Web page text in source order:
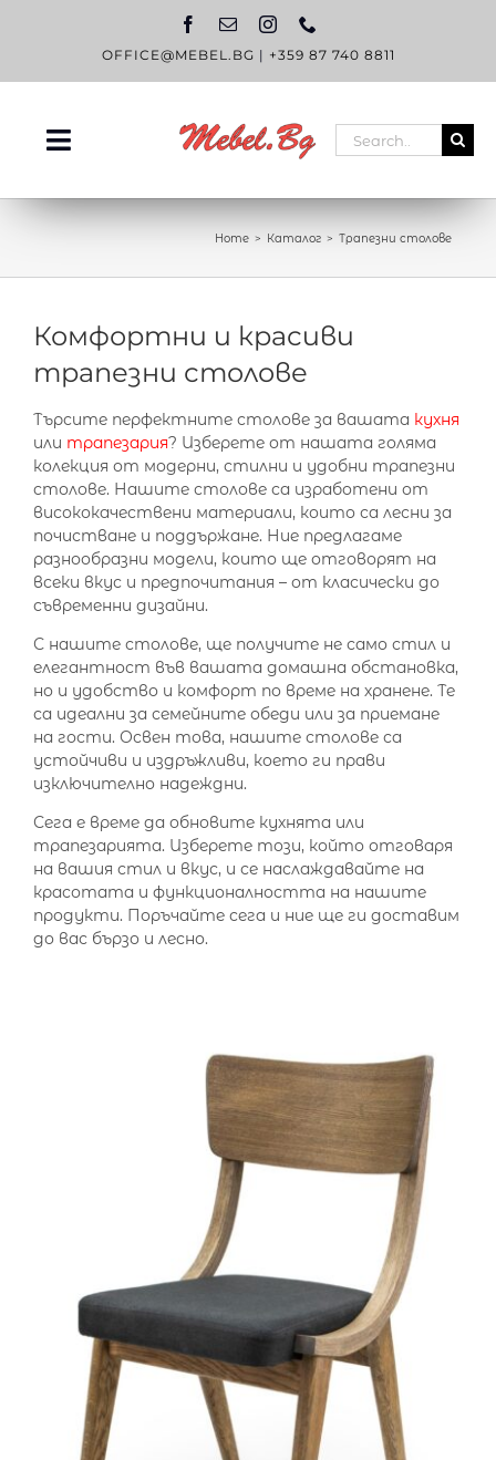
OFFICE@MEBEL.BG | +359 87 740 8811
Toggle
НАЧАЛО
ЗА НАС
КОНТАКТИ
Search
for:
Home Каталог Трапезни столове
Комфортни и красиви
трапезни столове
Търсите перфектните столове за вашата кухня
или трапезария? Изберете от нашата голяма
колекция от модерни, стилни и удобни трапезни
столове. Нашите столове са изработени от
висококачествени материали, които са лесни за
почистване и поддържане. Ние предлагаме
разнообразни модели, които ще отговорят на
всеки вкус и предпочитания – от класически до
съвременни дизайни.
С нашите столове, ще получите не само стил и
елегантност във вашата домашна обстановка,
но и удобство и комфорт по време на хранене. Те
са идеални за семейните обеди или за приемане
на гости. Освен това, нашите столове са
устойчиви и издръжливи, което ги прави
изключително надеждни.
Сега е време да обновите кухнята или
трапезарията. Изберете този, който отговаря
на вашия стил и вкус, и се наслаждавайте на
красотата и функционалността на нашите
продукти. Поръчайте сега и ние ще ги доставим
до вас бързо и лесно.